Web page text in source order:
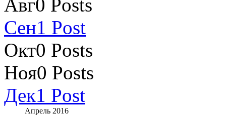
Авг0 Posts
Сен1 Post
Окт0 Posts
Ноя0 Posts
Дек1 Post
Апрель 2016